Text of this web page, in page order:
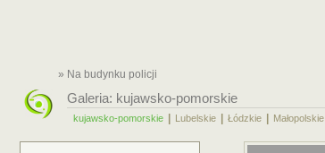
» Na budynku policji
Galeria: kujawsko-pomorskie
kujawsko-pomorskie Lubelskie Łódzkie Małopolskie